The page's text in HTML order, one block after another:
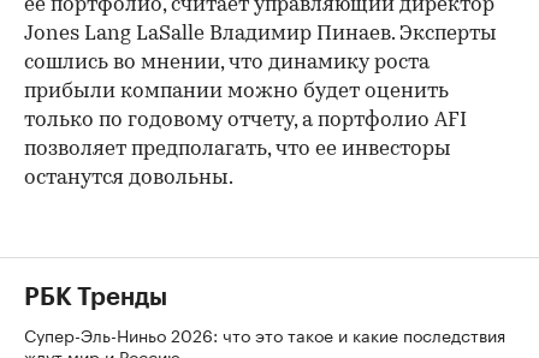
ее портфолио, считает управляющий директор
Jones Lang LaSalle Владимир Пинаев. Эксперты
сошлись во мнении, что динамику роста
прибыли компании можно будет оценить
только по годовому отчету, а портфолио AFI
позволяет предполагать, что ее инвесторы
останутся довольны.
РБК Тренды
Супер-Эль-Ниньо 2026: что это такое и какие последствия